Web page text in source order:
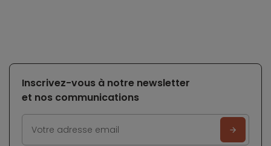
Inscrivez-vous à notre newsletter
et nos communications